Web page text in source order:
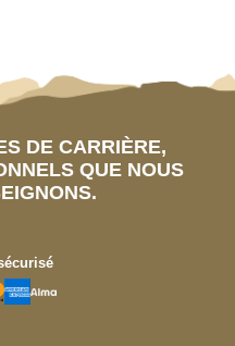
DE CARRIÈRE,
QUE NOUS